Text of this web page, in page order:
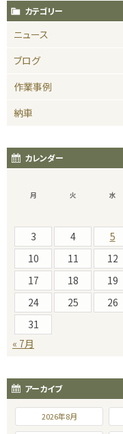
カテゴリー
ニュース
ブログ
作業事例
納車
カレンダー
月 火 水
3
4 5
10
11 12
17
18 19
24
25 26
31
« 7月
アーカイブ
2026年8月